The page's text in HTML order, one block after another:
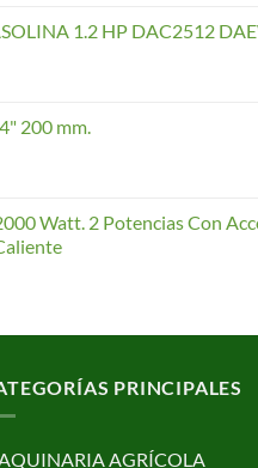
precios:
168,65 €
1.2 HP DAC2512
200 mm.
Watt. 2 Potencias Con
PRINCIPALES
AGRÍCOLA